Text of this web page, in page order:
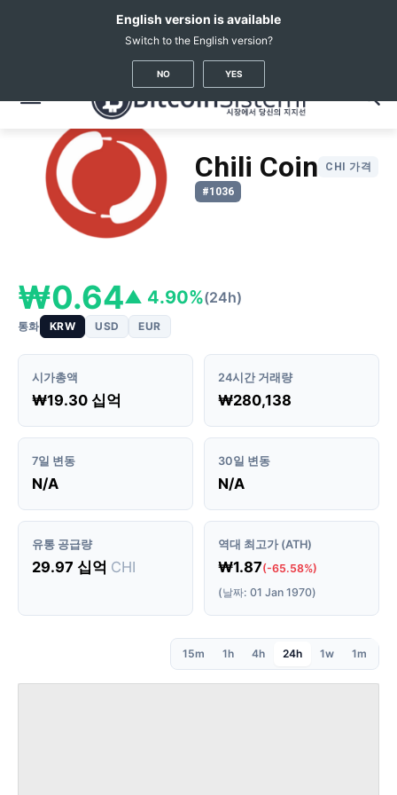
가상화폐 시세 Chili Coin(CHI)
Chili Coin
CHI 가격
#1036
₩0.64▲ 4.90%(24h)
통화 KRW USD EUR
시가총액
₩19.30 십억
24시간 거래량
₩280,138
7일 변동
N/A
30일 변동
N/A
유통 공급량
29.97 십억 CHI
역대 최고가 (ATH)
₩1.87(-65.58%)
(날짜: 01 Jan 1970)
15m 1h 4h 24h 1w 1m
English version is available
Switch to the English version?
NO YES